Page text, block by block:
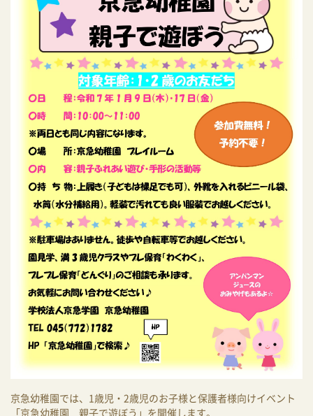
京急幼稚園では、1歳児・2歳児のお子様と保護者様向けイベント
「京急幼稚園 親子で遊ぼう」を開催します。